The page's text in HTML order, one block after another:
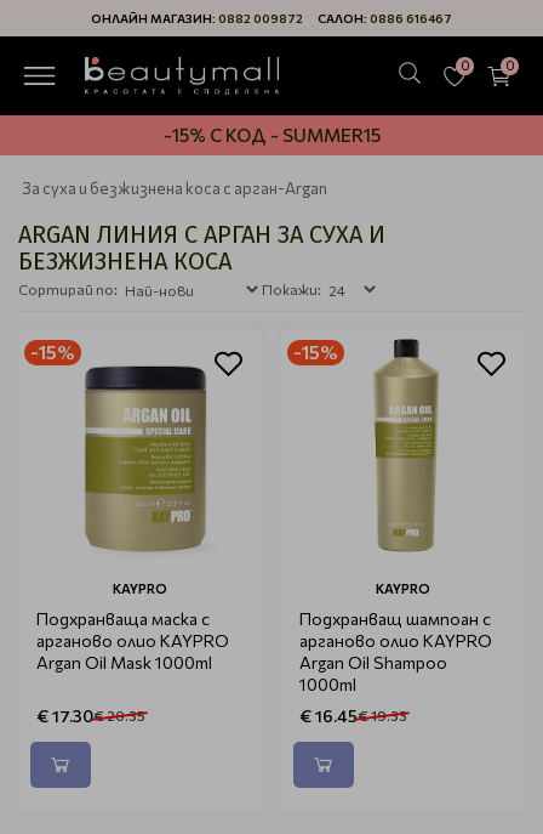
ОНЛАЙН МАГАЗИН: 0882 009872 САЛОН: 0886 616467
0 0
-15% С КОД - SUMMER15
За суха и безжизнена коса с арган-Argan
ARGAN ЛИНИЯ С АРГАН ЗА СУХА И
БЕЗЖИЗНЕНА КОСА
Сортирай по: Покажи:
-15%
KAYPRO
Подхранваща маска с
арганово олио KAYPRO
Argan Oil Mask 1000ml
€ 17.30€ 20.35
-15%
KAYPRO
Подхранващ шампоан с
арганово олио KAYPRO
Argan Oil Shampoo
1000ml
€ 16.45€ 19.33